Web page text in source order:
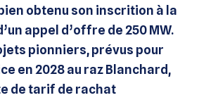
obtenu son inscrition à la
appel d’offre de 250 MW.
pionniers, prévus pour
en 2028 au raz Blanchard,
de tarif de rachat